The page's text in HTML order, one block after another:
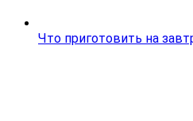
Что приготовить на